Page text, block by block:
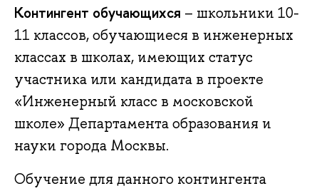
Контингент обучающихся – школьники 10-
11 классов, обучающиеся в инженерных
классах в школах, имеющих статус
участника или кандидата в проекте
«Инженерный класс в московской
школе» Департамента образования и
науки города Москвы.
Обучение для данного контингента